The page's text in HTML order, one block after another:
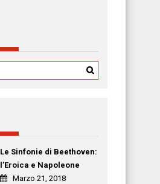
Le Sinfonie di Beethoven:
l’Eroica e Napoleone
Marzo 21, 2018